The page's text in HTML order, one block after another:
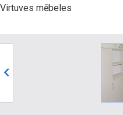
Virtuves mēbeles